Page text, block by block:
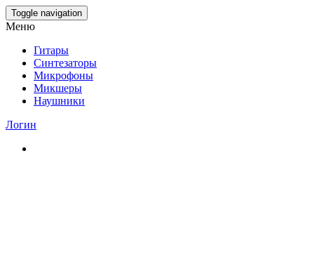
Skip
to
content
Toggle navigation
Меню
Гитары
Синтезаторы
Микрофоны
Микшеры
Наушники
Логин